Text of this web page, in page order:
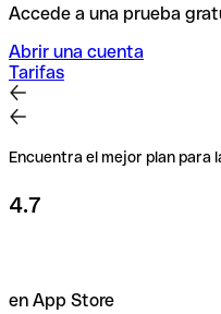
Accede a una prueba
Abrir una cuenta
Tarifas
Encuentra el mejor plan para
4.7
en App Store